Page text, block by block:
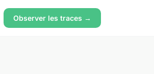
Observer les traces →